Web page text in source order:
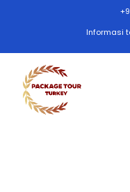
Informasi